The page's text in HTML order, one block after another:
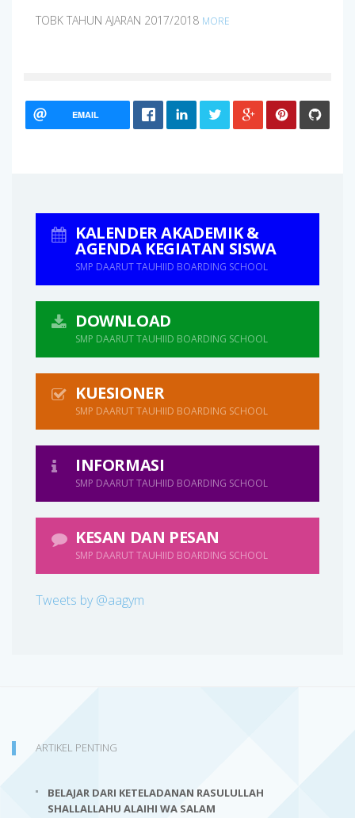
TOBK TAHUN AJARAN 2017/2018 MORE
EMAIL
KALENDER AKADEMIK &
AGENDA KEGIATAN SISWA
SMP DAARUT TAUHIID BOARDING SCHOOL
DOWNLOAD
SMP DAARUT TAUHIID BOARDING SCHOOL
KUESIONER
SMP DAARUT TAUHIID BOARDING SCHOOL
INFORMASI
SMP DAARUT TAUHIID BOARDING SCHOOL
KESAN DAN PESAN
SMP DAARUT TAUHIID BOARDING SCHOOL
Tweets by @aagym
ARTIKEL PENTING
BELAJAR DARI KETELADANAN RASULULLAH
SHALLALLAHU ALAIHI WA SALAM